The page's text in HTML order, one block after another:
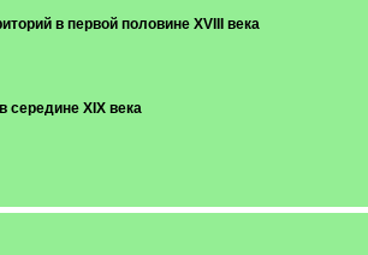
в первой половине XVIII века
середине XIX века